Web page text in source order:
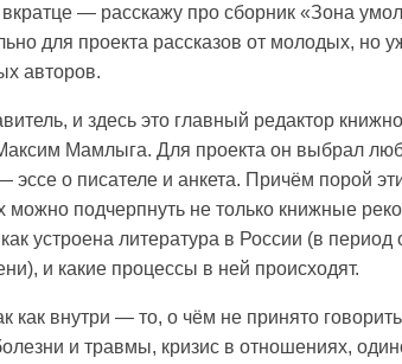
— расскажу про сборник «Зона
для проекта рассказов от молодых, но
авторов.
и здесь это главный редактор
Мамлыга. Для проекта он выбрал
о писателе и анкета. Причём порой
можно подчерпнуть не только книжные
устроена литература в России (в период
и какие процессы в ней происходят.
как внутри — то, о чём не принято
и травмы, кризис в отношениях,